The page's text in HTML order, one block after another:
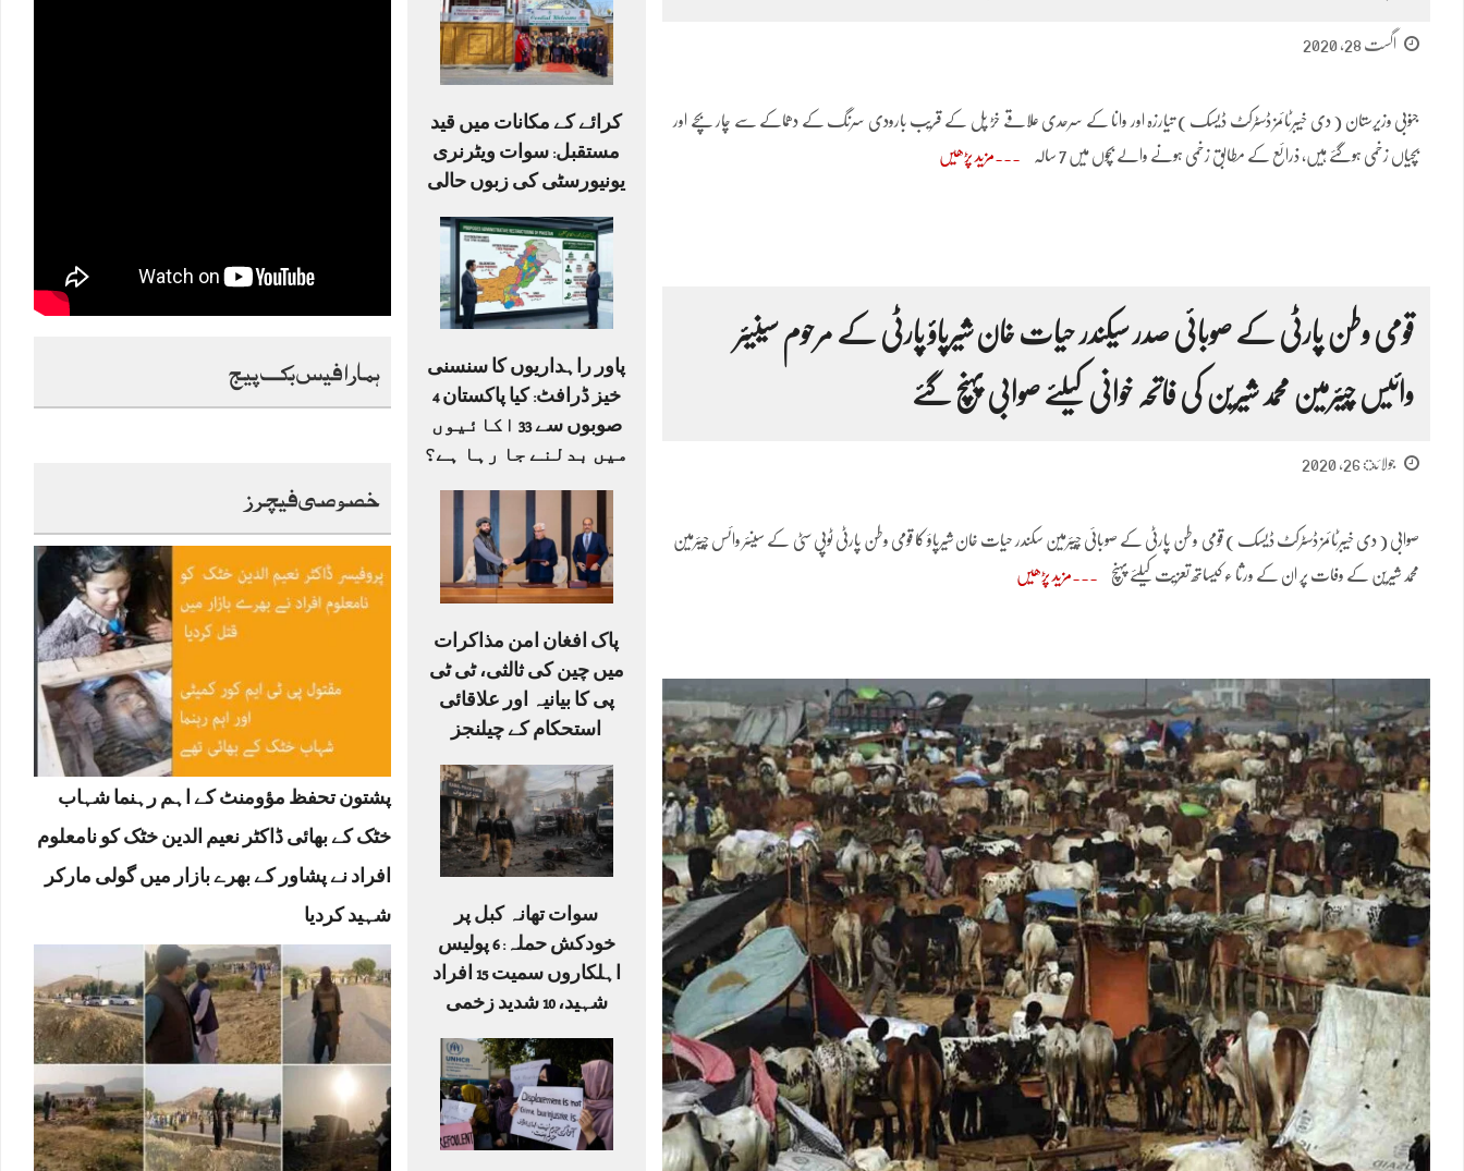
ہمارا فیس بک پیج
خصوصی فیچرز
پشتون تحفظ مؤومنٹ کے اہم رہنما شہاب
خٹک کے بھائی ڈاکٹر نعیم الدین خٹک کو نامعلوم
افراد نے پشاور کے بھرے بازار میں گولی مارکر
شہید کردیا
کرائے کے مکانات میں قید
مستقبل: سوات ویٹرنری
یونیورسٹی کی زبوں حالی
پاور راہداریوں کا سنسنی
خیز ڈرافٹ: کیا پاکستان 4
صوبوں سے 33 اکائیوں
میں بدلنے جا رہا ہے؟
پاک افغان امن مذاکرات
میں چین کی ثالثی، ٹی ٹی
پی کا بیانیہ اور علاقائی
استحکام کے چیلنجز
سوات تھانہ کبل پر
خودکش حملہ: 6 پولیس
اہلکاروں سمیت 15 افراد
شہید، 10 شدید زخمی
اگست 28, 2020
جنوبی وزیرستان ( دی خیبرٹائمز ڈسٹرکٹ ڈیسک ) تیارزہ اور وانا کے سرحدی علاقے خڑ پل کے قریب بارودی سرنگ کے دھماکے سے چار بچے اور
بچیاں زخمی ہوگئے ہیں، ذرائع کے مطابق زخمی ہونے والے بچوں میں 7 سالہ مزید پڑھیں
قومی وطن پارٹی کے صوبائی صدر سیکندر حیات خان شیرپاؤ پارٹی کے مرحوم سینیئر
وائیس چیئرمین محمد شیرین کی فاتحہ خوانی کیلئے صوابی پہنچ گئے
جولائ 26, 2020
صوابی ( دی خیبرٹائمز ڈسٹرکٹ ڈیسک ) قومی وطن پارٹی کے صوبائی چیئرمین سکندر حیات خان شیرپاؤ کا قومی وطن پارٹی ٹوپی سٹی کے سینئر وائس چیئرمین
محمد شیرین کے وفات پر ان کے ورثا ء کیساتھ تعزیت کیلئے پہنچ مزید پڑھیں